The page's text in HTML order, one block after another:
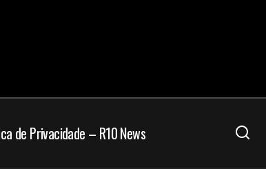
de Privacidade – R10 News